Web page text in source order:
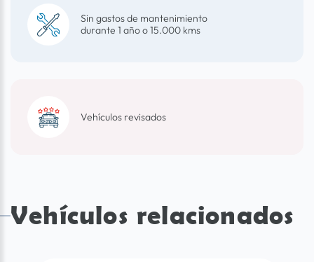
Sin gastos de mantenimiento
durante 1 año o 15.000 kms
Vehículos revisados
Vehículos relacionados